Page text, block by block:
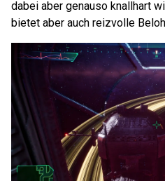
dabei aber genauso knallhart
bietet aber auch reizvolle